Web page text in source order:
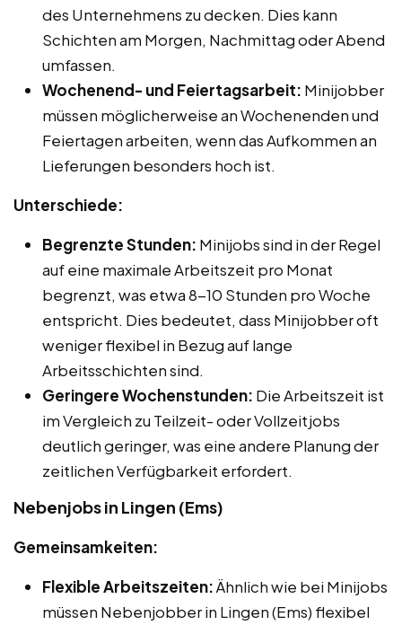
des Unternehmens zu decken. Dies kann
Schichten am Morgen, Nachmittag oder Abend
umfassen.
Wochenend- und Feiertagsarbeit: Minijobber
müssen möglicherweise an Wochenenden und
Feiertagen arbeiten, wenn das Aufkommen an
Lieferungen besonders hoch ist.
Unterschiede:
Begrenzte Stunden: Minijobs sind in der Regel
auf eine maximale Arbeitszeit pro Monat
begrenzt, was etwa 8-10 Stunden pro Woche
entspricht. Dies bedeutet, dass Minijobber oft
weniger flexibel in Bezug auf lange
Arbeitsschichten sind.
Geringere Wochenstunden: Die Arbeitszeit ist
im Vergleich zu Teilzeit- oder Vollzeitjobs
deutlich geringer, was eine andere Planung der
zeitlichen Verfügbarkeit erfordert.
Nebenjobs in Lingen (Ems)
Gemeinsamkeiten:
Flexible Arbeitszeiten:Ähnlich wie bei Minijobs
müssen Nebenjobber in Lingen (Ems) flexibel